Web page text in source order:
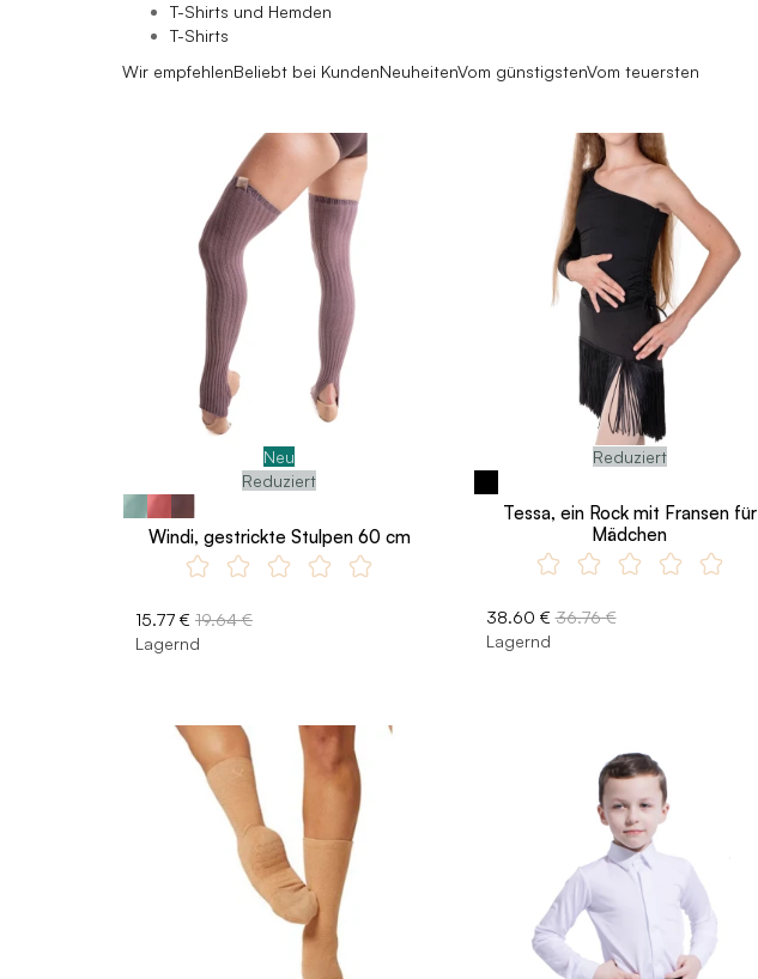
T-Shirts und Hemden
T-Shirts
Wir empfehlenBeliebt bei KundenNeuheitenVom günstigstenVom teuersten
Neu
Reduziert
Windi, gestrickte Stulpen 60 cm
15.77 € 19.64 €
Lagernd
Reduziert
Tessa, ein Rock mit Fransen für
Mädchen
38.60 € 36.76 €
Lagernd